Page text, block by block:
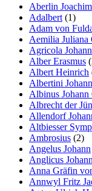
Aberlin Joachim
Adalbert (1)
Adam von
Aemilia Juliana
Agricola Johann
Alber Erasmus
Albert Heinrich
Albertini
Albinus Johann
Albrecht der
Allendorf
Altbiesser
Ambrosius (2)
Angelus Johann
Anglicus
Anna Gräfin
Annwyl Fritz